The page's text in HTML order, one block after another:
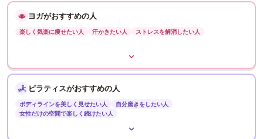
ヨガがおすすめの人
楽しく気楽に痩せたい人 汗かきたい人 ストレスを解消したい人
ピラティスがおすすめの人
ボディラインを美しく見せたい人
自分磨きをしたい人
女性だけの空間で楽しく続けたい人